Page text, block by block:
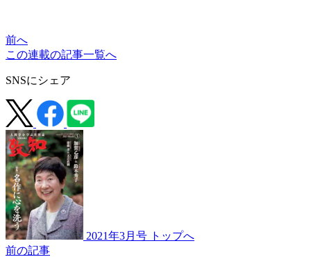
前へ
この連載の記事一覧へ
SNSにシェア
2021年3月号 トップへ
前の記事